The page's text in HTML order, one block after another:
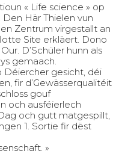
« Life science » op
Den Här Thielen vun
Zentrum virgestallt an
Site erkläert. Dono
D’Schüler hunn als
gemaach.
Déiercher gesicht, déi
fir d’Gewässerqualitéit
gouf
och ausféierlech
och gutt matgespillt,
1. Sortie fir dëst
»